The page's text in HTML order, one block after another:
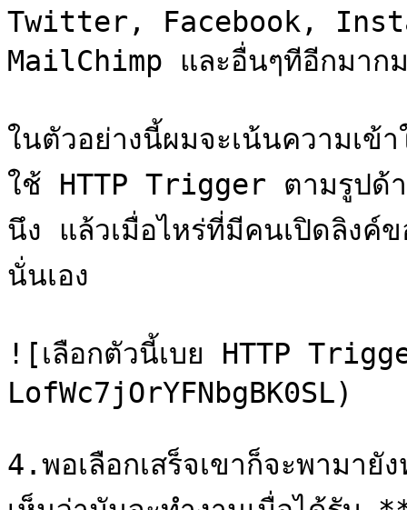
Twitter, Facebook,
MailChimp และอื่นๆทีอีกมากม
ในตัวอย่างนี้ผมจะเน้นความเข้
ใช้ HTTP Trigger ตามรูปด้า
นึง แล้วเมื่อไหร่ที่มีคนเปิดลิงค์ข
นั่นเอง
![เลือกตัวนี้เบย HTTP
LofWc7jOrYFNbgBK0SL)
4.พอเลือกเสร็จเขาก็จะพามา